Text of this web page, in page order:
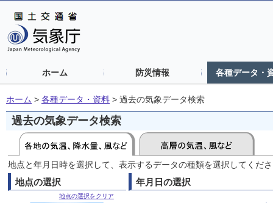
ホーム 防災情報 各種データ・
ホーム > 各種データ・資料 > 過去の気象データ検索
過去の気象データ検索
地点と年月日時を選択して、表示するデータの種類を選択してくだ
地点の選択
地点の選択をクリア
年月日の選択